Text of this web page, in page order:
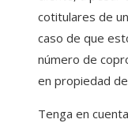
cotitulares de
caso de que
número de
en propiedad
Tenga en